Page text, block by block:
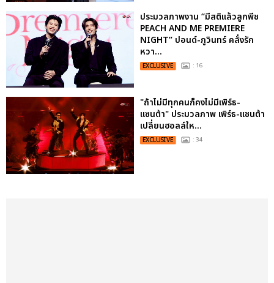
ประมวลภาพงาน “มีสติแล้วลูกพีช
PEACH AND ME PREMIERE
NIGHT” ปอนด์-ภูวินทร์ คลั่งรัก
หวา...
EXCLUSIVE : 16
"ถ้าไม่มีทุกคนก็คงไม่มีเพิร์ธ-
แซนต้า" ประมวลภาพ เพิร์ธ-แซนต้า
เปลี่ยนฮอลล์ให...
EXCLUSIVE : 34